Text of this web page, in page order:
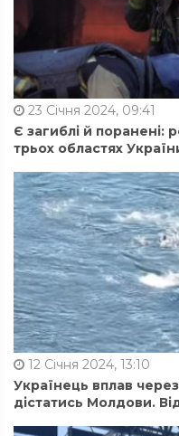
23 Січня 2024, 09:41
Є загиблі й поранені:
трьох областях
12 Січня 2024, 13:10
Українець вплав
дістатись Молдови.